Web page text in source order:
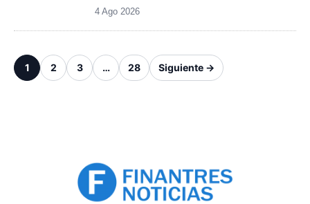
4 Ago 2026
1 2 3 … 28 Siguiente →